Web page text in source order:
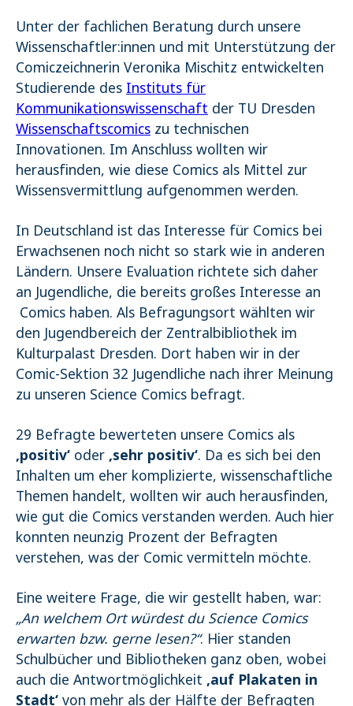
Unter der fachlichen Beratung durch unsere
Wissenschaftler:innen und mit Unterstützung der
Comiczeichnerin Veronika Mischitz entwickelten
Studierende des Instituts für
Kommunikationswissenschaft der TU Dresden
Wissenschaftscomics zu technischen
Innovationen. Im Anschluss wollten wir
herausfinden, wie diese Comics als Mittel zur
Wissensvermittlung aufgenommen werden.
In Deutschland ist das Interesse für Comics bei
Erwachsenen noch nicht so stark wie in anderen
Ländern. Unsere Evaluation richtete sich daher
an Jugendliche, die bereits großes Interesse an
Comics haben. Als Befragungsort wählten wir
den Jugendbereich der Zentralbibliothek im
Kulturpalast Dresden. Dort haben wir in der
Comic-Sektion 32 Jugendliche nach ihrer Meinung
zu unseren Science Comics befragt.
29 Befragte bewerteten unsere Comics als
‚positiv‘ oder ‚sehr positiv‘. Da es sich bei den
Inhalten um eher komplizierte, wissenschaftliche
Themen handelt, wollten wir auch herausfinden,
wie gut die Comics verstanden werden. Auch hier
konnten neunzig Prozent der Befragten
verstehen, was der Comic vermitteln möchte.
Eine weitere Frage, die wir gestellt haben, war:
„An welchem Ort würdest du Science Comics
erwarten bzw. gerne lesen?“. Hier standen
Schulbücher und Bibliotheken ganz oben, wobei
auch die Antwortmöglichkeit ‚auf Plakaten in
Stadt‘ von mehr als der Hälfte der Befragten
Name: